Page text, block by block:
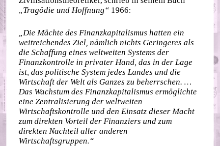
„Tragödie und Hoffnung“ 1966:
„Die Mächte des Finanzkapitalismus hatten ein
weitreichendes Ziel, nämlich nichts Geringeres als
die Schaffung eines weltweiten Systems der
Finanzkontrolle in privater Hand, das in der Lage
ist, das politische System jedes Landes und die
Wirtschaft der Welt als Ganzes zu beherrschen. …
Das Wachstum des Finanzkapitalismus ermöglichte
eine Zentralisierung der weltweiten
Wirtschaftskontrolle und den Einsatz dieser Macht
zum direkten Vorteil der Finanziers und zum
direkten Nachteil aller anderen
Wirtschaftsgruppen.“